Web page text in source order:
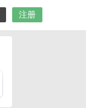
注册